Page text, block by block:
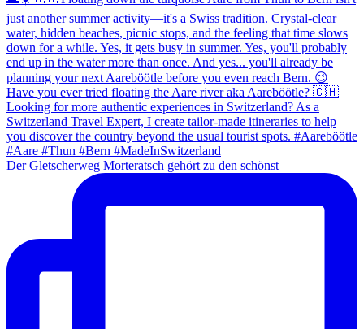
Der Gletscherweg Morteratsch gehört zu den schönst